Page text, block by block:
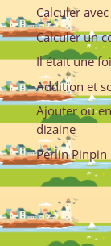
Calculer
Calculer un
Il était une
Addition et
Ajouter ou
dizaine
Perlin Pinpin